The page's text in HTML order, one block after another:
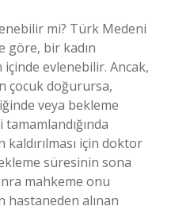
mi? Türk Medeni
göre, bir kadın
evlenebilir. Ancak,
çocuk doğurursa,
veya bekleme
için doktor
süresinin sona
mahkeme onu
hastaneden alınan